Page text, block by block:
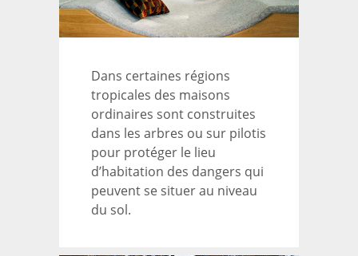
Dans certaines régions
tropicales des maisons
ordinaires sont construites
dans les arbres ou sur pilotis
pour protéger le lieu
d’habitation des dangers qui
peuvent se situer au niveau
du sol.